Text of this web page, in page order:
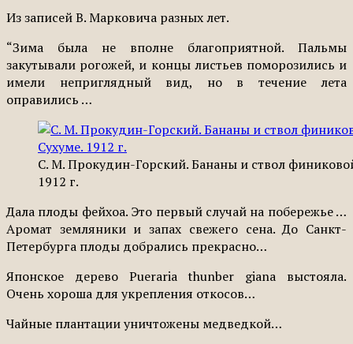
Из записей В. Марковича разных лет.
“Зима была не вполне благоприятной. Пальмы
закутывали рогожей, и концы листьев поморозились и
имели неприглядный вид, но в течение лета
оправились …
С. М. Прокудин-Горский. Бананы и ствол
1912 г.
Дала плоды фейхоа. Это первый случай на побережье …
Аромат земляники и запах свежего сена. До Санкт-
Петербурга плоды добрались прекрасно…
Японское дерево Pueraria thunber giana выстояла.
Очень хороша для укрепления откосов…
Чайные плантации уничтожены медведкой…